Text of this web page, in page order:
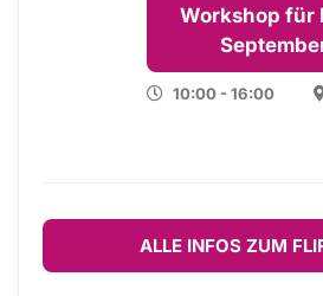
Workshop für
10:00 - 16:00
ALLE INFOS ZUM